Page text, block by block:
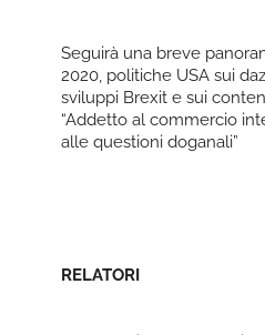
Seguirà una breve
2020, politiche USA sui
sviluppi Brexit e sui
“Addetto al commercio
alle questioni doganali”
RELATORI